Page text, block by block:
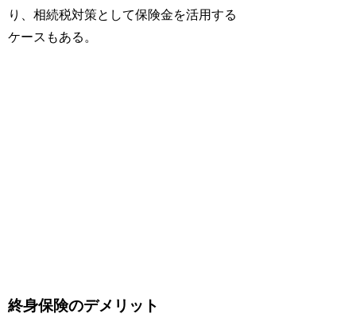
り、相続税対策として保険金を活用する
ケースもある。
終身保険のデメリット